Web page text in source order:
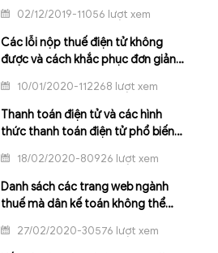
02/12/2019-11056 lượt xem
Các lỗi nộp thuế điện tử không
được và cách khắc phục đơn giản
10/01/2020-112268 lượt xem
Thanh toán điện tử và các hình
thức thanh toán điện tử phổ biến
18/02/2020-80926 lượt xem
Danh sách các trang web ngành
thuế mà dân kế toán không thể
27/02/2020-30576 lượt xem